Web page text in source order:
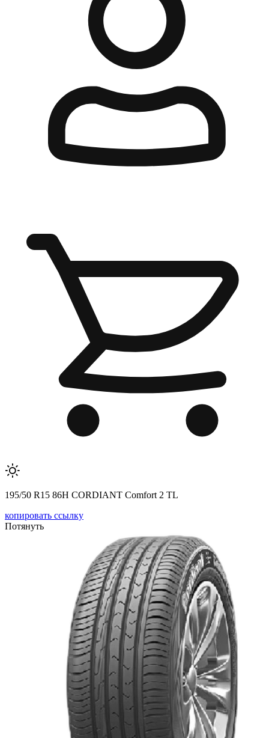
195/50 R15 86H CORDIANT Comfort 2 TL
копировать ссылку
Потянуть